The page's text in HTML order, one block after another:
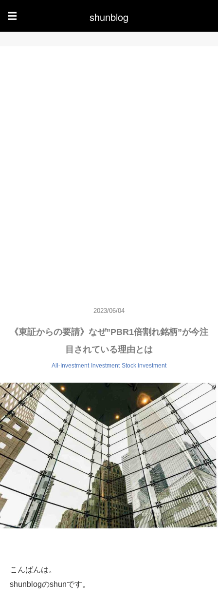
☰ shunblog
2023/06/04
《東証からの要請》なぜ”PBR1倍割れ銘柄”が今注
目されている理由とは
All-Investment Investment Stock investment
こんばんは。
shunblogのshunです。